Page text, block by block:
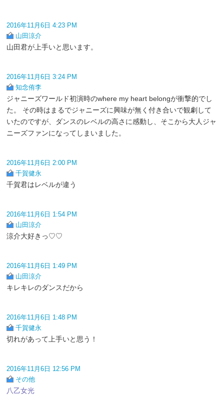
2016年11月6日 4:23 PM
山田涼介
山田君が上手いと思います。
2016年11月6日 3:24 PM
知念侑李
ジャニーズワールド初演時のwhere my heart belongが衝撃的でし
た。 その時はまるでジャニーズに興味が無く付き合いで観劇して
いたのですが、ダンスのレベルの高さに感動し、そこから大人ジャ
ニーズファンになってしまいました。
2016年11月6日 2:00 PM
千賀健永
千賀君はレベルが違う
2016年11月6日 1:54 PM
山田涼介
涼介大好きっ♡♡
2016年11月6日 1:49 PM
山田涼介
キレキレのダンスだから
2016年11月6日 1:48 PM
千賀健永
切れがあって上手いと思う！
2016年11月6日 12:56 PM
その他
八乙女光